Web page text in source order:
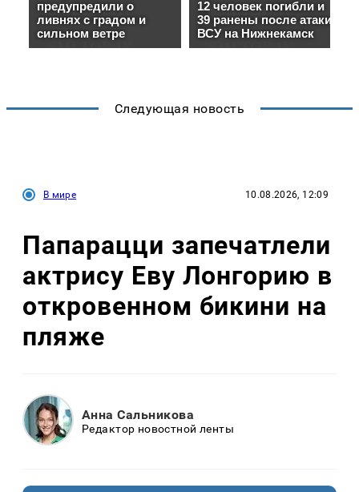
Следующая новость
В мире 10.08.2026, 12:09
Папарацци запечатлели
актрису Еву Лонгорию в
откровенном бикини на
пляже
Анна Сальникова
Редактор новостной ленты